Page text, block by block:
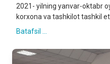
2021- yilning yanvar-oktabr
korxona va tashkilot tashkil
Batafsil ...